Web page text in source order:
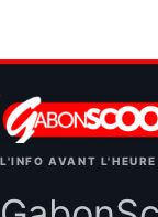
L'INFO AVANT